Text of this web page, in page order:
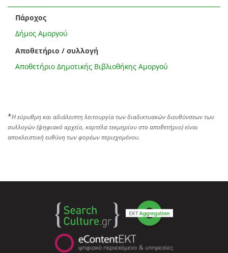
Πάροχος
Δήμος Αμοργού
Αποθετήριο / συλλογή
Αποθετήριο Δημοτικής Βιβλιοθήκης Αμοργού
*Η εύρυθμη και αδιάλειπτη λειτουργία των διαδικτυακών διευθύνσεων των
συλλογών (ψηφιακό αρχείο, καρτέλα τεκμηρίου στο αποθετήριο) είναι
αποκλειστική ευθύνη των φορέων περιεχομένου.